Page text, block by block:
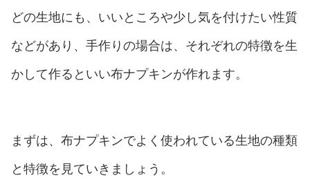
どの生地にも、いいところや少し気を付けたい性質
などがあり、手作りの場合は、それぞれの特徴を生
かして作るといい布ナプキンが作れます。
まずは、布ナプキンでよく使われている生地の種類
と特徴を見ていきましょう。